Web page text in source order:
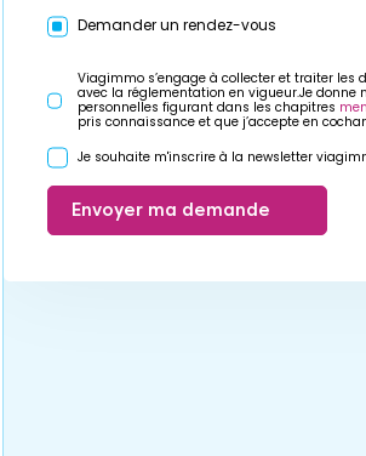
Demander un rendez-vous
Viagimmo s’engage à collecter et traiter
avec la réglementation en vigueur.Je
personnelles figurant dans les chapitres
pris connaissance et que j’accepte en
Je souhaite m'inscrire à la newsletter
Envoyer ma demande